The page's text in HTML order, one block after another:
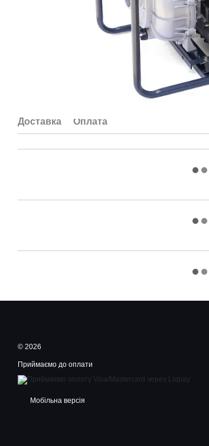
Доставка Оплата
© 2026
Приймаємо до оплати
Мобільна версія